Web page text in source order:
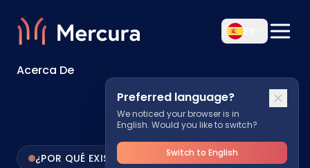
Preferred language?
We noticed your browser is in
English. Would you like to switch?
Switch to English
Acerca De
¿POR QUÉ EXISTE MERCURA?